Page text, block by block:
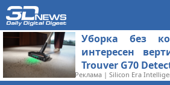
Уборка без
интересен
Trouver G70
Реклама | Silicon Era